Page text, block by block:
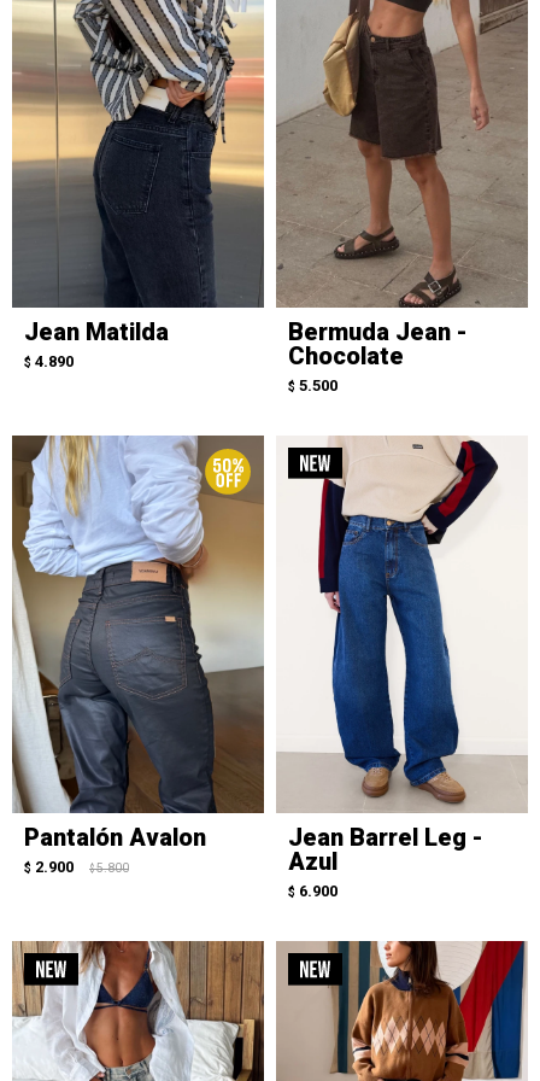
Jean Matilda
$ 4.890
Bermuda Jean -
Chocolate
$ 5.500
Pantalón Avalon
$ 2.900 $ 5.800
Jean Barrel Leg -
Azul
$ 6.900